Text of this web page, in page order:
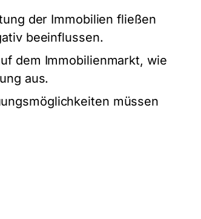
der Immobilien fließen
beeinflussen.
dem Immobilienmarkt, wie
aus.
müssen